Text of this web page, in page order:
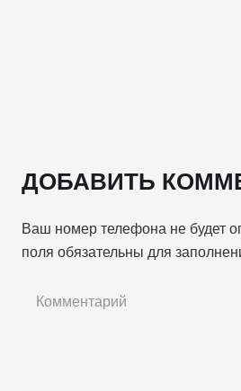
ДОБАВИТЬ
Ваш номер телефона не будет
поля обязательны для